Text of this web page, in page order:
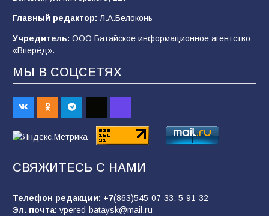
96 04.08.2026
деле происходит в армии России в августе
2026 года
94 03.08.2026
заявления о мобилизации — это
пропагандистский вброс
Главный редактор: Л.А.Белоконь
Учредитель: ООО Батайское информационное агентство
«Вперёд».
МЫ В СОЦСЕТЯХ
СВЯЖИТЕСЬ С НАМИ
Телефон редакции: +7(863)545-07-33, 5-91-32
Эл. почта: vpered-bataysk@mail.ru